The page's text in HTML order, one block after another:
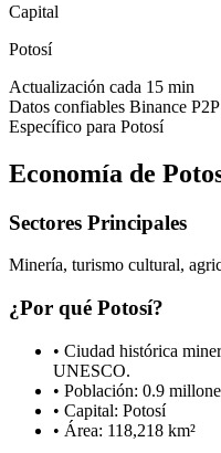
Capital
Potosí
Actualización cada 15 min
Datos confiables Binance P2P
Específico para Potosí
Economía de
Sectores Principales
Minería, turismo cultural,
¿Por qué Potosí?
• Ciudad histórica
UNESCO.
• Población: 0.9
• Capital: Potosí
• Área: 118,218 km²